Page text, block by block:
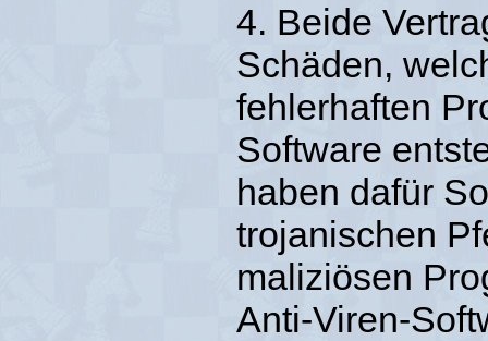
4. Beide
Schäden,
fehlerhaften
Software
haben dafür
trojanischen
maliziösen
Anti-Viren-